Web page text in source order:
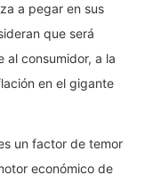
a pegar en sus
que será
al consumidor, a la
en el gigante
un factor de temor
económico de